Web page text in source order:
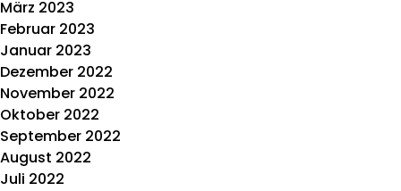
März 2023
Februar 2023
Januar 2023
Dezember 2022
November 2022
Oktober 2022
September 2022
August 2022
Juli 2022